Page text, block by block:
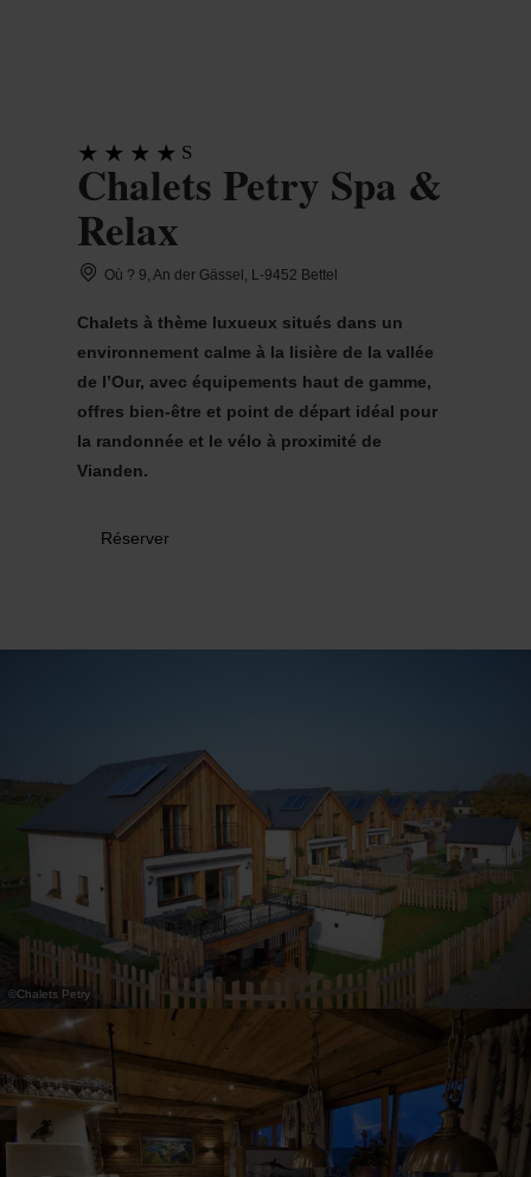
S
Chalets Petry Spa &
Relax
Où ? 9, An der Gässel, L-9452 Bettel
Chalets à thème luxueux situés dans un
environnement calme à la lisière de la vallée
de l’Our, avec équipements haut de gamme,
offres bien-être et point de départ idéal pour
la randonnée et le vélo à proximité de
Vianden.
Réserver
©Chalets Petry